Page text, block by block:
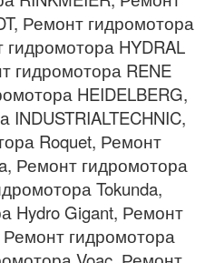
Ремонт гидромотора
HYDRAL
гидромотора RENE
HEIDELBERG,
Roquet, Ремонт
Ремонт гидромотора
Tokunda,
Hydro Gigant, Ремонт
гидромотора